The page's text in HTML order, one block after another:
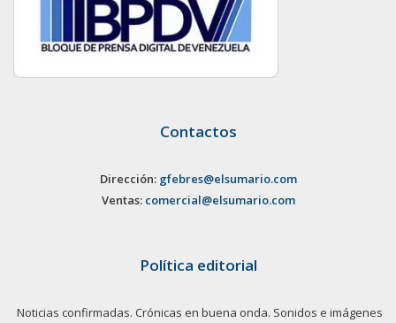
Contactos
Dirección: gfebres@elsumario.com
Ventas: comercial@elsumario.com
Política editorial
Noticias confirmadas. Crónicas en buena onda. Sonidos e imágenes